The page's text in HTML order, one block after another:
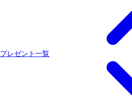
プレゼント一覧